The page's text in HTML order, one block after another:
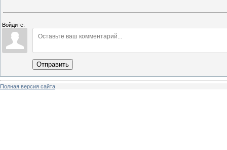
Войдите:
Отправить
Полная версия сайта